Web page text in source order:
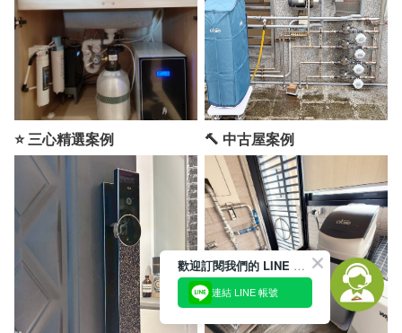
⭐ 三心精選案例 🔨 中古屋案例
歡迎訂閱我們的 LINE 官方帳號
連結 LINE 帳號